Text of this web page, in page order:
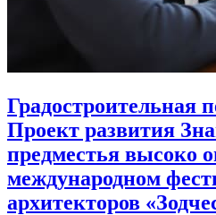
Градостроительная
Проект развития
предместья высоко
международном
архитекторов